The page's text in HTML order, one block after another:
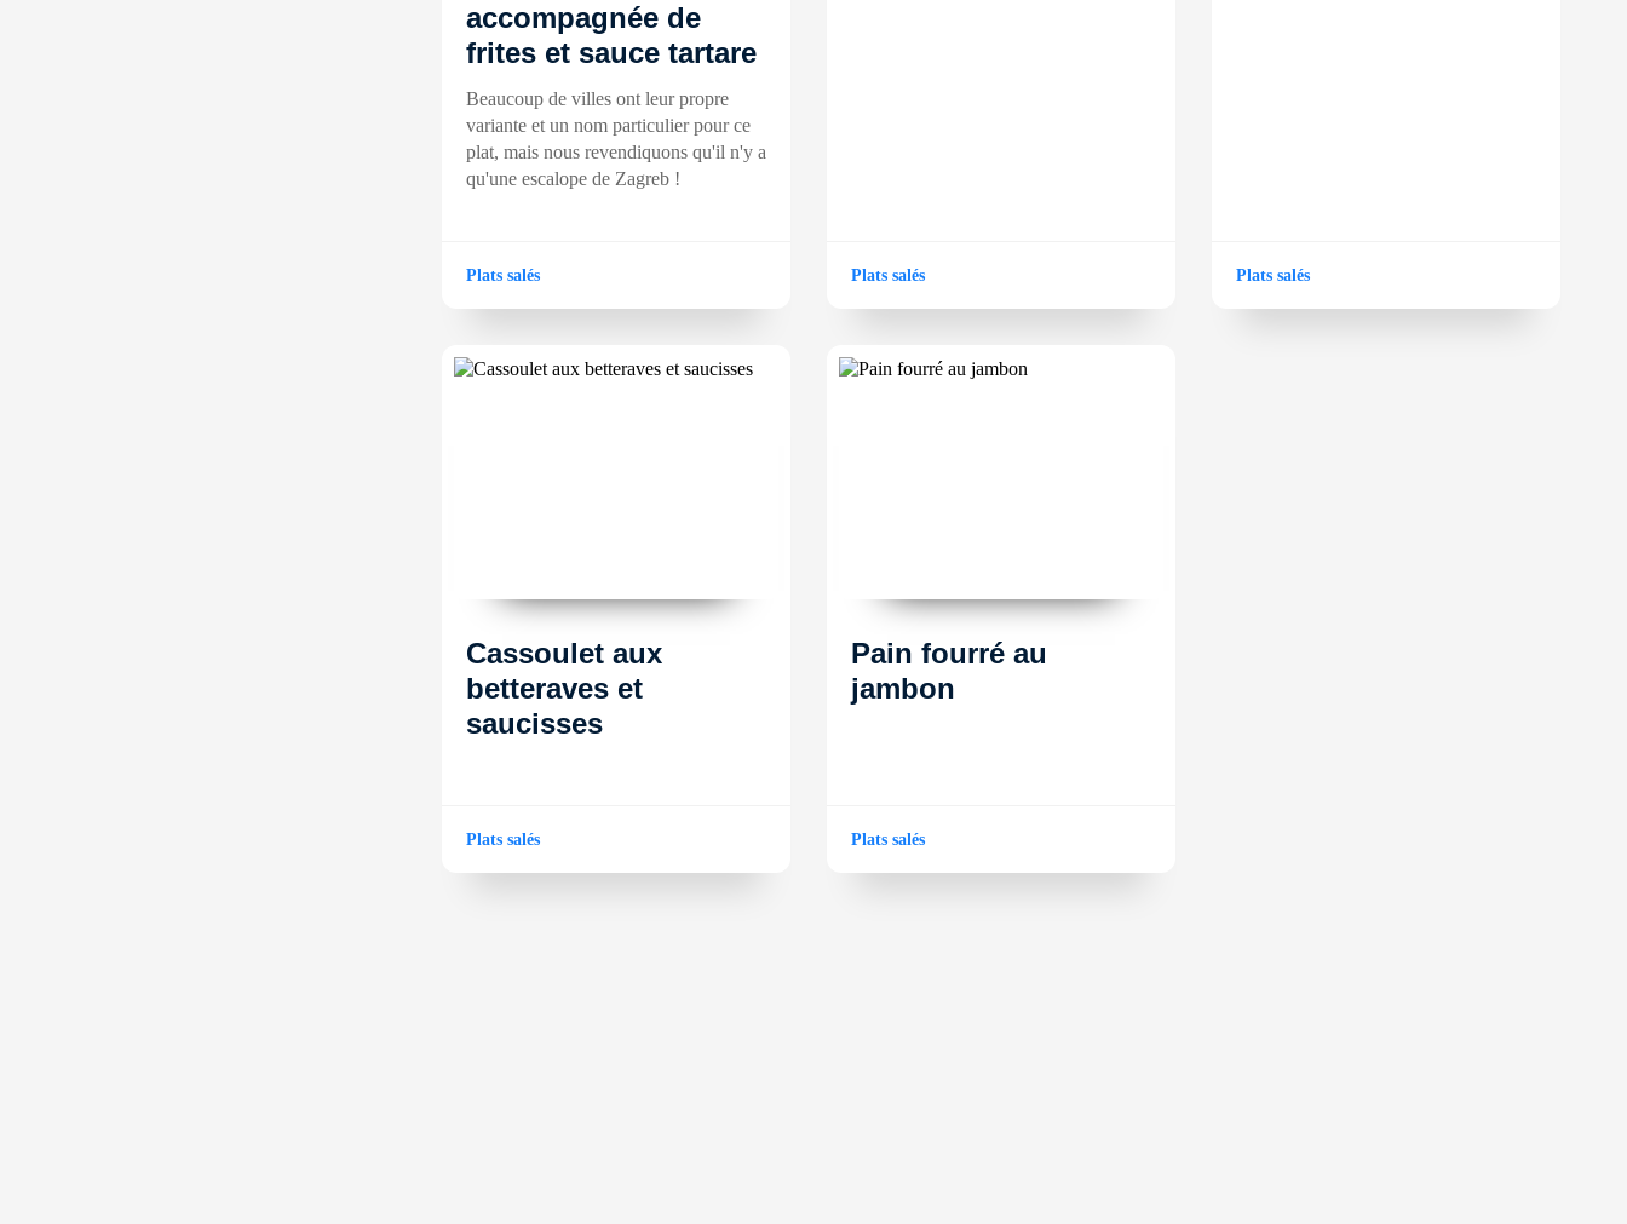
accompagnée de
frites et sauce tartare
Beaucoup de villes ont leur propre
variante et un nom particulier pour ce
plat, mais nous revendiquons qu'il n'y a
qu'une escalope de Zagreb !
Plats salés Plats salés Plats salés
Cassoulet aux
betteraves et
saucisses
Plats salés
Pain fourré au
jambon
Plats salés